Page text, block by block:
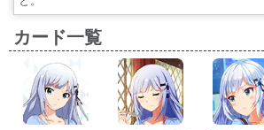
カード一覧